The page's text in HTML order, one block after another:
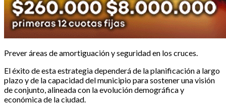
Prever áreas de amortiguación y seguridad en los cruces.
El éxito de esta estrategia dependerá de la planificación a largo
plazo y de la capacidad del municipio para sostener una visión
de conjunto, alineada con la evolución demográfica y
económica de la ciudad.